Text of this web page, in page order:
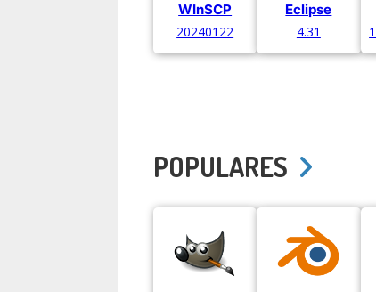
WInSCP
20240122
Eclipse
4.31
POPULARES